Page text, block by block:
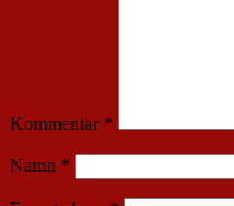
Kommentar *
Namn *